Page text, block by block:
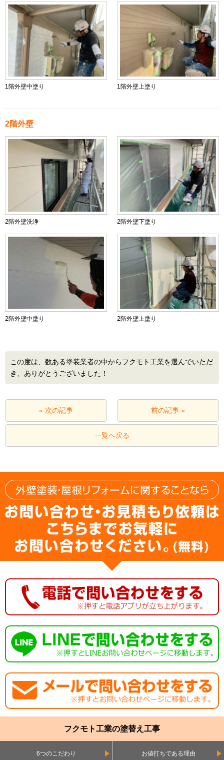
1階外壁中塗り 1階外壁上塗り
2階外壁
2階外壁洗浄 2階外壁下塗り
2階外壁中塗り 2階外壁上塗り
この度は、数ある塗装業者の中からフクモト工業を選んでいただ
き、ありがとうございました！
« 次の記事 前の記事 »
一覧へ戻る
フクモト工業の塗替え工事
6つのこだわり お値打ちである理由